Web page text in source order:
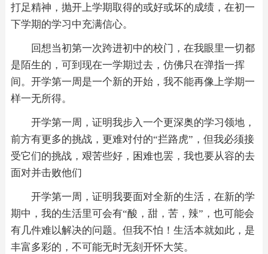
打足精神，抛开上学期取得的或好或坏的成绩，在初一
下学期的学习中充满信心。
回想当初第一次跨进初中的校门，在我眼里一切都
是陌生的，可到现在一学期过去，仿佛只在弹指一挥
间。开学第一周是一个新的开始，我不能再像上学期一
样一无所得。
开学第一周，证明我步入一个更深奥的学习领地，
前方有更多的挑战，更难对付的“拦路虎”，但我必须接
受它们的挑战，艰苦些好，困难也罢，我也要从容的去
面对并击败他们
开学第一周，证明我要面对全新的生活，在新的学
期中，我的生活里可会有“酸，甜，苦，辣”，也可能会
有几件难以解决的问题。但我不怕！生活本就如此，是
丰富多彩的，不可能无时无刻开怀大笑。